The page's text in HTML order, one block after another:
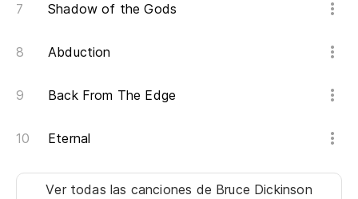
Shadow of the Gods
Abduction
Back From The Edge
Eternal
Ver todas las canciones de Bruce Dickinson